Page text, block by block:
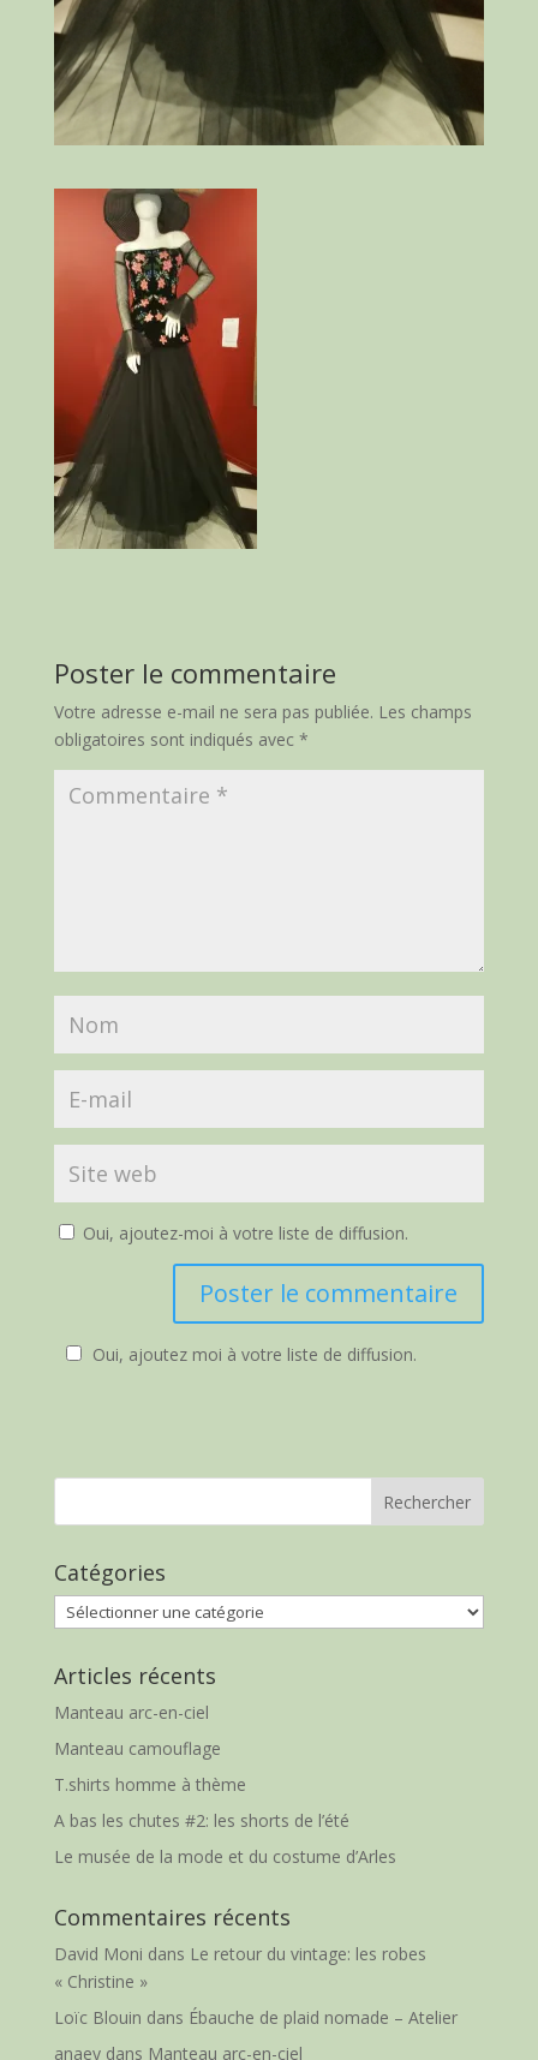
Poster le commentaire
Votre adresse e-mail ne sera pas publiée. Les champs
obligatoires sont indiqués avec *
Oui, ajoutez-moi à votre liste de diffusion.
Oui, ajoutez moi à votre liste de diffusion.
Catégories
Catégories
Articles récents
Manteau arc-en-ciel
Manteau camouflage
T.shirts homme à thème
A bas les chutes #2: les shorts de l’été
Le musée de la mode et du costume d’Arles
Commentaires récents
David Moni dans Le retour du vintage: les robes
« Christine »
Loïc Blouin dans Ébauche de plaid nomade – Atelier
anaeydans Manteau arc-en-ciel